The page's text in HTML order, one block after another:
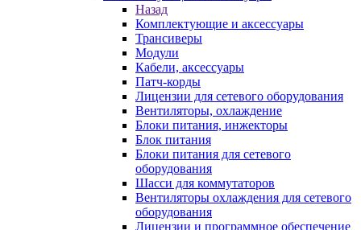
Назад
Комплектующие и аксессуары
Трансиверы
Модули
Кабели, аксессуары
Патч-корды
Лицензии для сетевого оборудования
Вентиляторы, охлаждение
Блоки питания, инжекторы
Блок питания
Блоки питания для сетевого
оборудования
Шасси для коммутаторов
Вентиляторы охлаждения для сетевого
оборудования
Лицензии и программное обеспечение